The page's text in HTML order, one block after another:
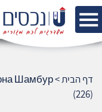
דף הבית>
Шамбур
(226)